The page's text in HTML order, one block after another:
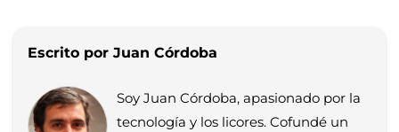
Escrito por Juan Córdoba
Soy Juan Córdoba, apasionado por la
tecnología y los licores. Cofundé un